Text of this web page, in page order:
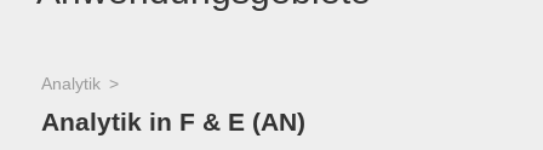
Analytik
Analytik in F & E (AN)